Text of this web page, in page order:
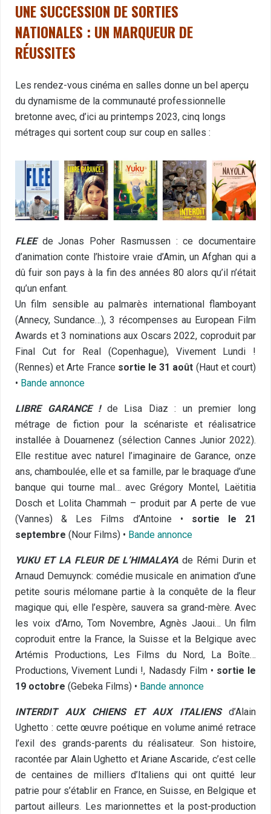
UNE SUCCESSION DE SORTIES
NATIONALES : UN MARQUEUR DE
RÉUSSITES
Les rendez-vous cinéma en salles donne un bel aperçu
du dynamisme de la communauté professionnelle
bretonne avec, d’ici au printemps 2023, cinq longs
métrages qui sortent coup sur coup en salles :
FLEEde Jonas Poher Rasmussen : ce documentaire
d’animation conte l’histoire vraie d’Amin, un Afghan qui a
dû fuir son pays à la fin des années 80 alors qu’il n’était
qu’un enfant.
Un film sensible au palmarès international flamboyant
(Annecy, Sundance…), 3 récompenses au European Film
Awards et 3 nominations aux Oscars 2022, coproduit par
Final Cut for Real (Copenhague), Vivement Lundi !
(Rennes) et Arte France sortie le 31 août (Haut et court)
• Bande annonce
LIBRE GARANCE ! de Lisa Diaz : un premier long
métrage de fiction pour la scénariste et réalisatrice
installée à Douarnenez (sélection Cannes Junior 2022).
Elle restitue avec naturel l’imaginaire de Garance, onze
ans, chamboulée, elle et sa famille, par le braquage d’une
banque qui tourne mal… avec Grégory Montel, Laëtitia
Dosch et Lolita Chammah – produit par A perte de vue
(Vannes) & Les Films d’Antoine • sortie le 21
septembre (Nour Films) • Bande annonce
YUKU ET LA FLEUR DE L’HIMALAYA de Rémi Durin et
Arnaud Demuynck: comédie musicale en animation d’une
petite souris mélomane partie à la conquête de la fleur
magique qui, elle l’espère, sauvera sa grand-mère. Avec
les voix d’Arno, Tom Novembre, Agnès Jaoui… Un film
coproduit entre la France, la Suisse et la Belgique avec
Artémis Productions, Les Films du Nord, La Boîte…
Productions, Vivement Lundi !, Nadasdy Film • sortie le
19 octobre (Gebeka Films) • Bande annonce
INTERDIT AUX CHIENS ET AUX ITALIENSd’Alain
Ughetto : cette œuvre poétique en volume animé retrace
l’exil des grands-parents du réalisateur. Son histoire,
racontée par Alain Ughetto et Ariane Ascaride, c’est celle
de centaines de milliers d’Italiens qui ont quitté leur
patrie pour s’établir en France, en Suisse, en Belgique et
partout ailleurs. Les marionnettes et la post-production